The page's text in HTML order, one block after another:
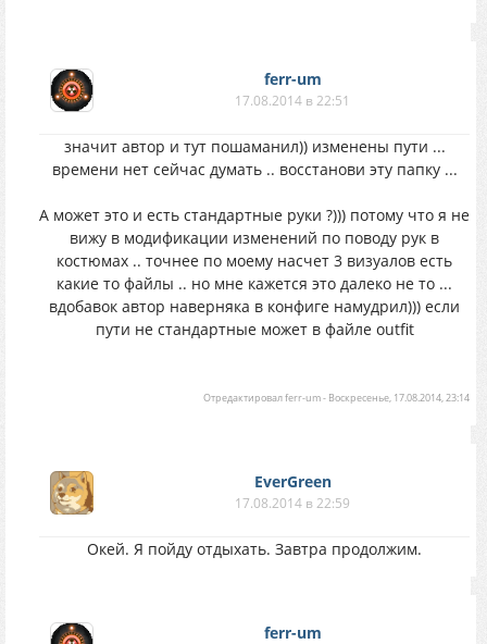
ferr-um
17.08.2014 в 22:51
значит автор и тут пошаманил)) изменены пути ...
времени нет сейчас думать .. восстанови эту папку ...
А может это и есть стандартные руки ?))) потому что я не
вижу в модификации изменений по поводу рук в
костюмах .. точнее по моему насчет 3 визуалов есть
какие то файлы .. но мне кажется это далеко не то ...
вдобавок автор наверняка в конфиге намудрил))) если
пути не стандартные может в файле outfit
Отредактировалferr-um- Воскресенье, 17.08.2014, 23:14
EverGreen
17.08.2014 в 22:59
Окей. Я пойду отдыхать. Завтра продолжим.
ferr-um